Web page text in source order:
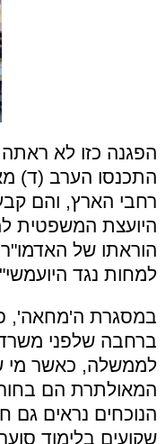
הפגנה כזו לא ראתה
התכנסו הערב (ד)
רחבי הארץ, והם
היועצת המשפטית
הוראתו של
למחות נגד
במסגרת ה'מחאה',
ברחבה שלפני
לממשלה, כאשר מי
המאולתרת הם בחורי
הנוכחים נראים גם
שקועים בלימוד